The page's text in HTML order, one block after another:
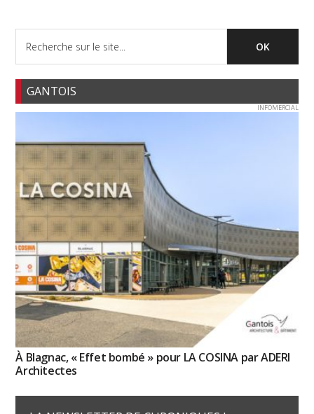
GANTOIS
INFOMERCIAL
À Blagnac, « Effet bombé » pour LA COSINA par ADERI
Architectes